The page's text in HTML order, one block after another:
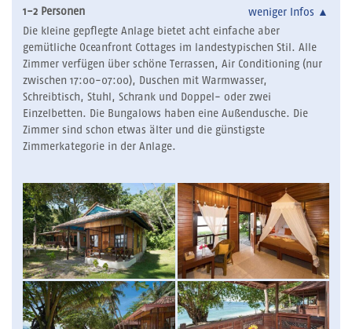
1-2 Personen weniger Infos ▲
Die kleine gepflegte Anlage bietet acht einfache aber
gemütliche Oceanfront Cottages im landestypischen Stil. Alle
Zimmer verfügen über schöne Terrassen, Air Conditioning (nur
zwischen 17:00-07:00), Duschen mit Warmwasser,
Schreibtisch, Stuhl, Schrank und Doppel- oder zwei
Einzelbetten. Die Bungalows haben eine Außendusche. Die
Zimmer sind schon etwas älter und die günstigste
Zimmerkategorie in der Anlage.